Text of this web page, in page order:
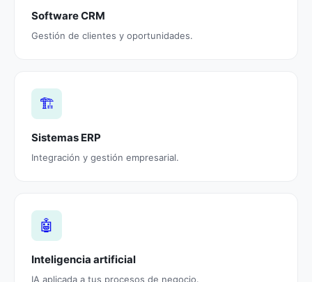
Software CRM
Gestión de clientes y oportunidades.
🏗️
Sistemas ERP
Integración y gestión empresarial.
🤖
Inteligencia artificial
IA aplicada a tus procesos de negocio.